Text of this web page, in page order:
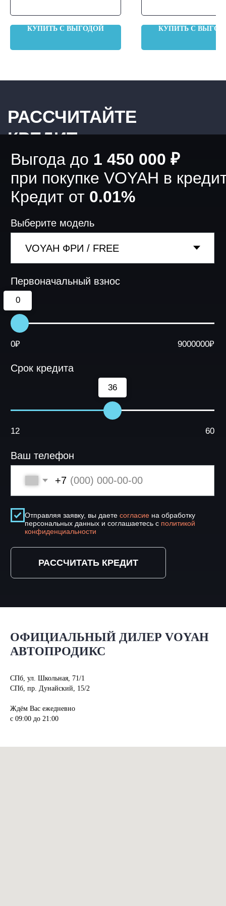
КУПИТЬ С ВЫГОДОЙ КУПИТЬ С
ОФИЦИАЛЬНЫЙ ДИЛЕР VOYAH
АВТОПРОДИКС
СПб, ул. Школьная, 71/1
СПб, пр. Дунайский, 15/2
Ждём Вас ежедневно
с 09:00 до 21:00